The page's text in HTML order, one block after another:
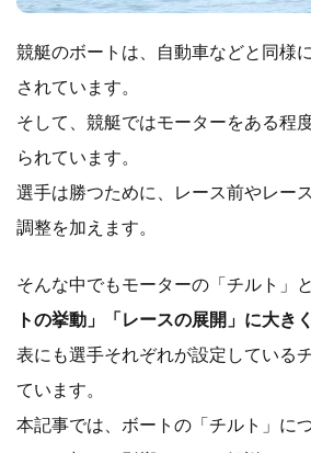
競艇のボートは、自動車などと同様
されています。
そして、競艇ではモーターをある程
られています。
選手は勝つために、レース前やレー
調整を加えます。
そんな中でもモーターの「チルト」
トの挙動」「レースの展開」に大き
表にも選手それぞれが設定している
ています。
本記事では、ボートの「チルト」に